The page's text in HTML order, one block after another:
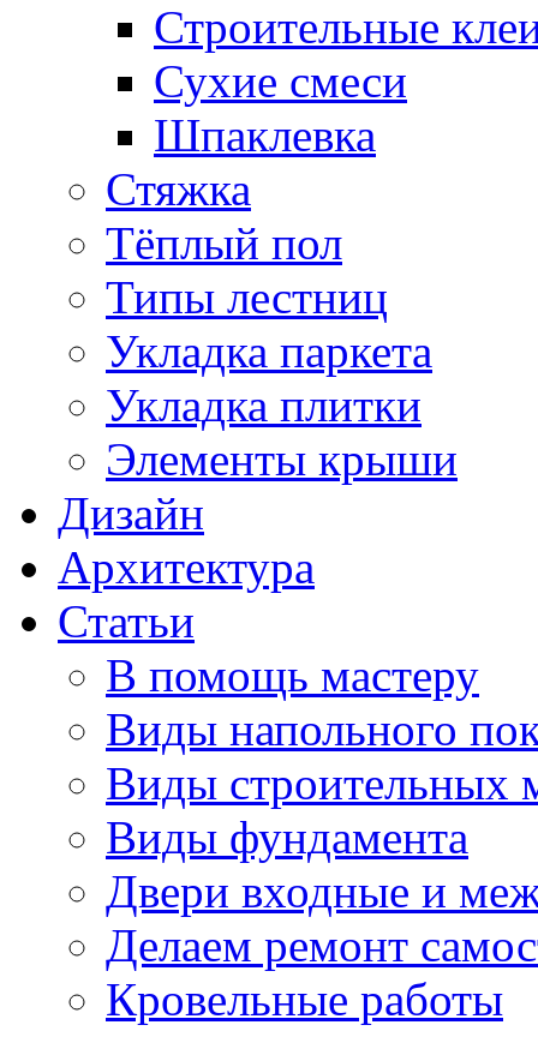
Строительные
Сухие смеси
Шпаклевка
Стяжка
Тёплый пол
Типы лестниц
Укладка паркета
Укладка плитки
Элементы крыши
Дизайн
Архитектура
Статьи
В помощь мастеру
Виды напольного
Виды строительных
Виды фундамента
Двери входные и
Делаем ремонт
Кровельные работы